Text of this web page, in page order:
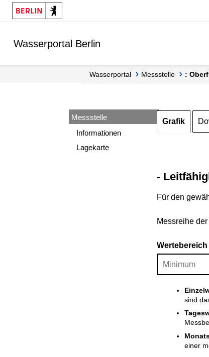
Springe zur Navigation
Springe zum Inhalt
Wasserportal Berlin
Wasserportal Messstelle :
Messstelle
Informationen
Lagekarte
Grafik
-
Für den
Messreihe
sind
einer